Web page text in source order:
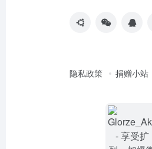
隐私政策 捐赠小站